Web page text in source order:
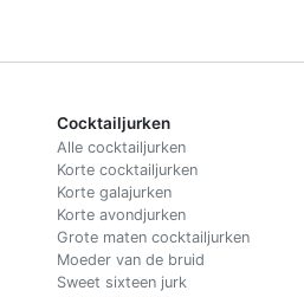
Cocktailjurken
Alle cocktailjurken
Korte cocktailjurken
Korte galajurken
Korte avondjurken
Grote maten cocktailjurken
Moeder van de bruid
Sweet sixteen jurk